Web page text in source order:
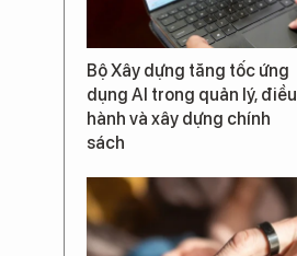
Bộ Xây dựng tăng tốc ứng
dụng AI trong quản lý, điều
hành và xây dựng chính
sách